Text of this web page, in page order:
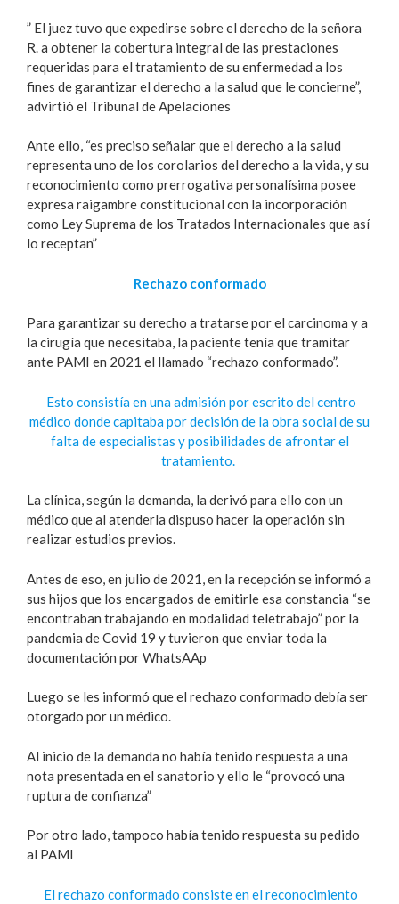
” El juez tuvo que expedirse sobre el derecho de la señora
R. a obtener la cobertura integral de las prestaciones
requeridas para el tratamiento de su enfermedad a los
fines de garantizar el derecho a la salud que le concierne”,
advirtió el Tribunal de Apelaciones
Ante ello, “es preciso señalar que el derecho a la salud
representa uno de los corolarios del derecho a la vida, y su
reconocimiento como prerrogativa personalísima posee
expresa raigambre constitucional con la incorporación
como Ley Suprema de los Tratados Internacionales que así
lo receptan”
Rechazo conformado
Para garantizar su derecho a tratarse por el carcinoma y a
la cirugía que necesitaba, la paciente tenía que tramitar
ante PAMI en 2021 el llamado “rechazo conformado”.
Esto consistía en una admisión por escrito del centro
médico donde capitaba por decisión de la obra social de su
falta de especialistas y posibilidades de afrontar el
tratamiento.
La clínica, según la demanda, la derivó para ello con un
médico que al atenderla dispuso hacer la operación sin
realizar estudios previos.
Antes de eso, en julio de 2021, en la recepción se informó a
sus hijos que los encargados de emitirle esa constancia “se
encontraban trabajando en modalidad teletrabajo” por la
pandemia de Covid 19 y tuvieron que enviar toda la
documentación por WhatsAAp
Luego se les informó que el rechazo conformado debía ser
otorgado por un médico.
Al inicio de la demanda no había tenido respuesta a una
nota presentada en el sanatorio y ello le “provocó una
ruptura de confianza”
Por otro lado, tampoco había tenido respuesta su pedido
al PAMI
El rechazo conformado consiste en el reconocimiento